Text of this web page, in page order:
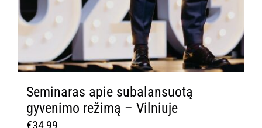
Seminaras apie subalansuotą
gyvenimo režimą – Vilniuje
€34,99